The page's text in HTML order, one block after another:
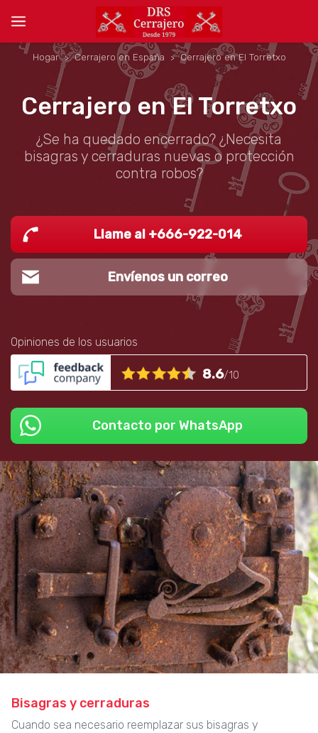
Hogar Cerrajero en España Cerrajero en El Torretxo
Cerrajero en El Torretxo
¿Se ha quedado encerrado? ¿Necesita
bisagras y cerraduras nuevas o protección
contra robos?
Llame al +666-922-014
Envíenos un correo
Opiniones de los usuarios
8.6/10
Contacto por WhatsApp
Bisagras y cerraduras
Cuando sea necesario reemplazar sus bisagras y